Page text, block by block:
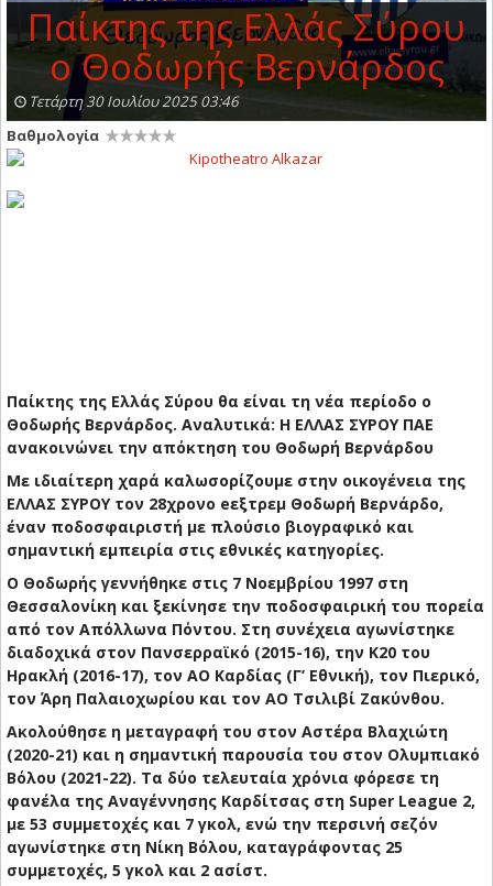
Παίκτης της Ελλάς Σύρου
ο Θοδωρής Βερνάρδος
Τετάρτη 30 Ιουλίου 2025 03:46
Βαθμολογία
Παίκτης της Ελλάς Σύρου θα είναι τη νέα περίοδο ο
Θοδωρής Βερνάρδος. Aναλυτικά: Η ΕΛΛΑΣ ΣΥΡΟΥ ΠΑΕ
ανακοινώνει την απόκτηση του Θοδωρή Βερνάρδου
Με ιδιαίτερη χαρά καλωσορίζουμε στην οικογένεια της
ΕΛΛΑΣ ΣΥΡΟΥ τον 28χρονο eεξτρεμ Θοδωρή Βερνάρδο,
έναν ποδοσφαιριστή με πλούσιο βιογραφικό και
σημαντική εμπειρία στις εθνικές κατηγορίες.
Ο Θοδωρής γεννήθηκε στις 7 Νοεμβρίου 1997 στη
Θεσσαλονίκη και ξεκίνησε την ποδοσφαιρική του πορεία
από τον Απόλλωνα Πόντου. Στη συνέχεια αγωνίστηκε
διαδοχικά στον Πανσερραϊκό (2015-16), την Κ20 του
Ηρακλή (2016-17), τον ΑΟ Καρδίας (Γ’ Εθνική), τον Πιερικό,
τον Άρη Παλαιοχωρίου και τον ΑΟ Τσιλιβί Ζακύνθου.
Ακολούθησε η μεταγραφή του στον Αστέρα Βλαχιώτη
(2020-21) και η σημαντική παρουσία του στον Ολυμπιακό
Βόλου (2021-22). Τα δύο τελευταία χρόνια φόρεσε τη
φανέλα της Αναγέννησης Καρδίτσας στη Super League 2,
με 53 συμμετοχές και 7 γκολ, ενώ την περσινή σεζόν
αγωνίστηκε στη Νίκη Βόλου, καταγράφοντας 25
συμμετοχές, 5 γκολ και 2 ασίστ.